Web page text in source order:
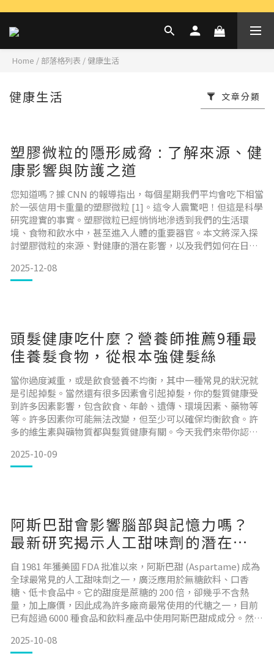
Home / 部落格列表 /健康生活
健康生活 文章分類
塑膠微粒的隱形威脅 : 了解來源、健
康影響與防護之道
您知道嗎？據 CNN 的報導指出，每個星期我們平均會吃下相當
於一張信用卡重量的塑膠微粒 [1]。這令人震驚吧！但這是科學
研究證實的事實。塑膠微粒已經悄悄地滲透到我們的生活環
境、食物和飲水中，甚至進入人體的重要器官。本文將深入探
討塑膠微粒的來源、對健康的潛在影響，以及我們如何在日常
粒?塑膠微粒從何而來? 日常生活中的主要來源我們每天吃進多
少塑膠微粒?塑膠微粒對人體的長期健康危害如何在日常生活中
2025-12-08
頭髮健康吃什麼？營養師推薦9種最
佳養髮食物，從根本強健髮絲
當你過度減重，或是飲食營養不均衡，其中一種常見的狀況就
是引起掉髮。當然還有很多因素會引起掉髮，你的髮質健康受
到許多因素影響，包含飲食、年齡、遺傳、環境因素、藥物等
等。許多因素你可能無法改變，但至少可以確保均衡飲食。許
多的維生素與礦物質都與髮質健康有關。今天我們來帶你認識
康。 目錄雞蛋 : 富含蛋白質和生物素莓果 : 富含維生素 C 和植
化素菠菜 : 富含維生素 A、C、鐵和葉酸深海魚類 : 富含多元不飽
2025-10-09
阿斯巴甜會影響腦部與記憶力嗎？
最新研究揭示人工甜味劑的潛在風
險
自 1981 年獲美國 FDA 批准以來，阿斯巴甜 (Aspartame) 成為
全球最常見的人工甜味劑之一，廣泛應用於無糖飲料、口香
糖、低卡食品中。它的甜度是蔗糖的 200 倍，卻幾乎不含熱
量，加上廉價，因此成為許多廠商最常使用的代糖之一，目前
已有超過 6000 種食品和飲料產品中使用阿斯巴甜成成分。然
品可能對我們的大腦健康帶來意想不到的後遺症。今天我們來
看看阿斯巴甜到底是完美的代糖，還是披著糖衣的毒藥。 目錄
2025-10-08